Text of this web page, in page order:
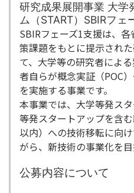
研究成果展開事業 大学
ム（START）SBIRフェ
SBIRフェーズ1支援は、
策課題をもとに提示され
て、大学等の研究者によ
者自らが概念実証（POC
を実施する事業です。
本事業では、大学等発ス
等発スタートアップを含
以内）への技術移転に向
がら、新技術の事業化を目
公募内容について